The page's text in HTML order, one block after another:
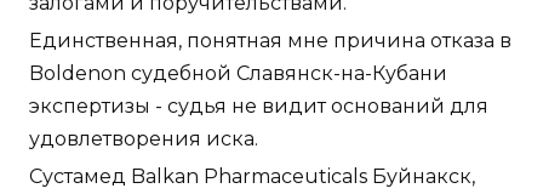
Единственная, понятная мне причина отказа в
Boldenon судебной Славянск-на-Кубани
экспертизы - судья не видит оснований для
удовлетворения иска.
Сустамед Balkan Pharmaceuticals Буйнакск,